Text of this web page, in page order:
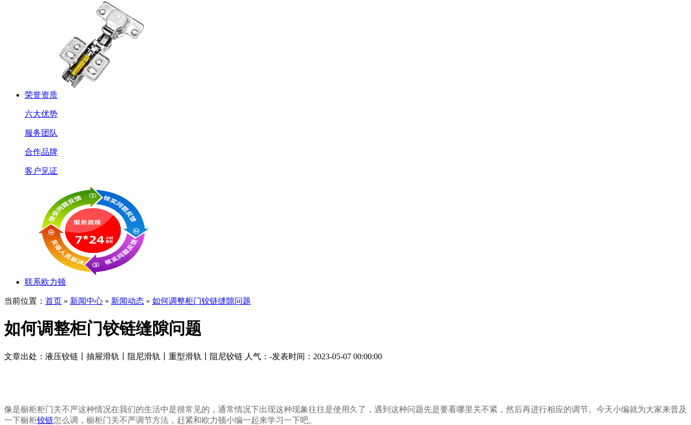
荣誉资质
六大优势
服务团队
合作品牌
客户见证
联系欧力顿
当前位置： 首页 » 新闻中心 » 新闻动态 » 如何调整柜门铰链缝隙问题
如何调整柜门铰链缝隙问题
文章出处：液压铰链丨抽屉滑轨丨阻尼滑轨丨重型滑轨丨阻尼铰链 人气： -发表时间：2023-05-07 00:00:00
像是橱柜柜门关不严这种情况在我们的生活中是很常见的，通常情况下出现这种现象往往是使用久了，遇到这种问题先是要看哪里关不紧，然后再进行相应的调节。今天小编就为大家来普及
一下橱柜铰链怎么调，橱柜门关不严调节方法，赶紧和欧力顿小编一起来学习一下吧。